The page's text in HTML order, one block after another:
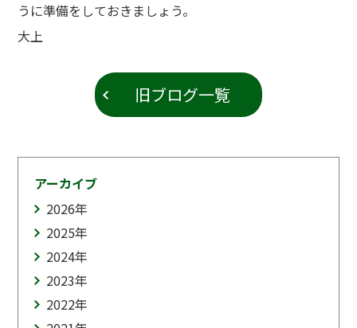
うに準備をしておきましょう。
大上
旧ブログ一覧
アーカイブ
2026年
2025年
2024年
2023年
2022年